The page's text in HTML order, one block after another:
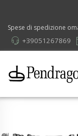
Spese di spedizione
+39051267869